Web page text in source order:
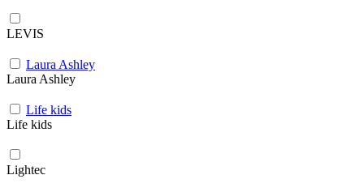
LEVIS
Laura Ashley
Laura Ashley
Life kids
Life kids
Lightec